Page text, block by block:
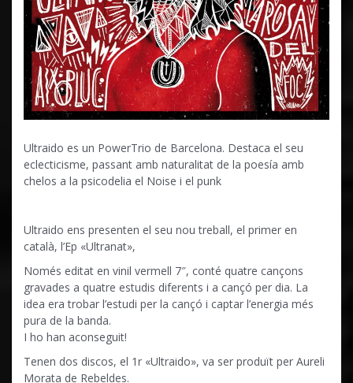
Ultraido es un PowerTrio de Barcelona. Destaca el seu
eclecticisme, passant amb naturalitat de la poesía amb
chelos a la psicodelia el Noise i el punk
Ultraido ens presenten el seu nou treball, el primer en
català, l’Ep «Ultranat»,
Només editat en vinil vermell 7″, conté quatre cançons
gravades a quatre estudis diferents i a cançó per dia. La
idea era trobar l’estudi per la cançó i captar l’energia més
pura de la banda.
I ho han aconseguit!
Tenen dos discos, el 1r «Ultraido», va ser produït per Aureli
Morata de Rebeldes.